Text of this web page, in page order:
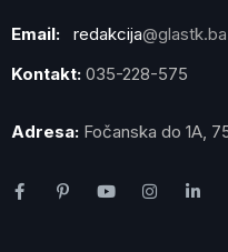
Email: redakcija@glastk.ba
Kontakt: 035-228-575
Adresa: Fočanska do 1A,